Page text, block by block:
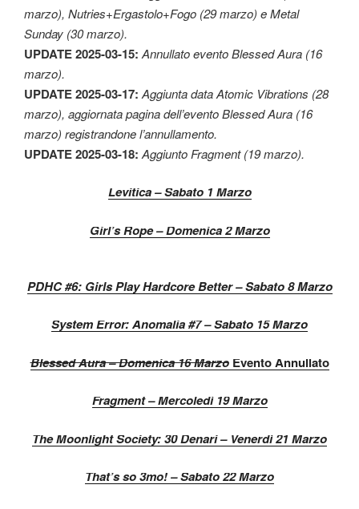
marzo), Nutries+Ergastolo+Fogo (29 marzo) e Metal
Sunday (30 marzo).
UPDATE 2025-03-15: Annullato evento Blessed Aura (16
marzo).
UPDATE 2025-03-17: Aggiunta data Atomic Vibrations (28
marzo), aggiornata pagina dell’evento Blessed Aura (16
marzo) registrandone l’annullamento.
UPDATE 2025-03-18: Aggiunto Fragment (19 marzo).
Levitica – Sabato 1 Marzo
Girl’s Rope – Domenica 2 Marzo
PDHC #6: Girls Play Hardcore Better – Sabato 8 Marzo
System Error: Anomalia #7 – Sabato 15 Marzo
Blessed Aura – Domenica 16 MarzoEvento Annullato
Fragment – Mercoledì 19 Marzo
The Moonlight Society: 30 Denari – Venerdì 21 Marzo
That’s so 3mo! – Sabato 22 Marzo